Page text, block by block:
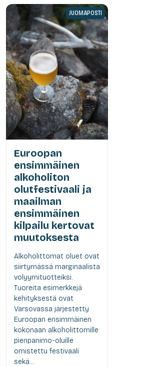
JUOMAPOSTI
Euroopan
ensimmäinen
alkoholiton
olutfestivaali ja
maailman
ensimmäinen
kilpailu kertovat
muutoksesta
Alkoholittomat oluet ovat
siirtymässä marginaalista
volyymituotteiksi.
Tuoreita esimerkkejä
kehityksestä ovat
Varsovassa järjestetty
Euroopan ensimmäinen
kokonaan alkoholittomille
pienpanimo-oluille
omistettu festivaali
sekä...